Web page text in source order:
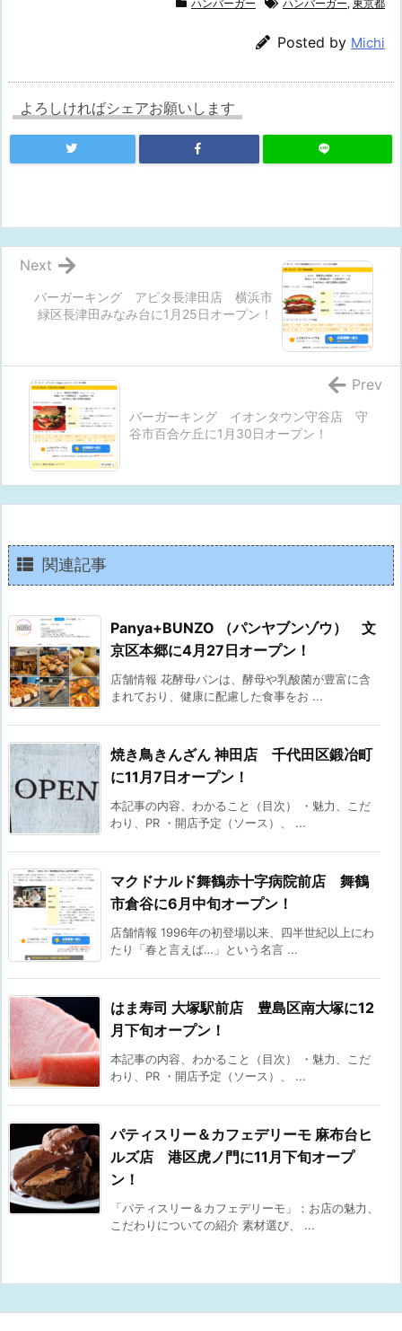
ハンバーガー ハンバーガー, 東京都
Posted by Michi
よろしければシェアお願いします
バーガーキング アピタ長津田店 横浜市
緑区長津田みなみ台に1月25日オープン！
Next
バーガーキング イオンタウン守谷店 守
谷市百合ケ丘に1月30日オープン！
Prev
関連記事
Panya+BUNZO （パンヤブンゾウ） 文
京区本郷に4月27日オープン！
店舗情報 花酵母パンは、酵母や乳酸菌が豊富に含
まれており、健康に配慮した食事をお ...
焼き鳥きんざん 神田店 千代田区鍛冶町
に11月7日オープン！
本記事の内容、わかること（目次） ・魅力、こだ
わり、PR ・開店予定（ソース）、 ...
マクドナルド舞鶴赤十字病院前店 舞鶴
市倉谷に6月中旬オープン！
店舗情報 1996年の初登場以来、四半世紀以上にわ
たり「春と言えば…」という名言 ...
はま寿司 大塚駅前店 豊島区南大塚に12
月下旬オープン！
本記事の内容、わかること（目次） ・魅力、こだ
わり、PR ・開店予定（ソース）、 ...
パティスリー＆カフェデリーモ 麻布台ヒ
ルズ店 港区虎ノ門に11月下旬オープ
ン！
「パティスリー＆カフェデリーモ」：お店の魅力、
こだわりについての紹介 素材選び、 ...